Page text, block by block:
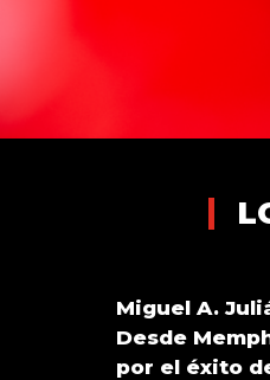
Miguel A.
Desde
por el éxito